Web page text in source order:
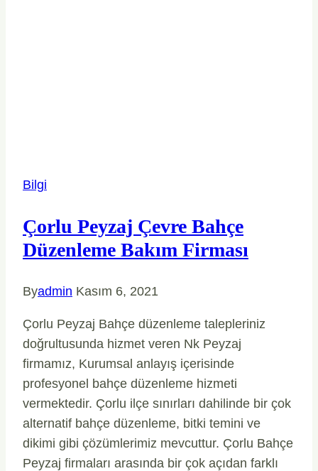
Bilgi
Çorlu Peyzaj Çevre Bahçe
Düzenleme Bakım Firması
Byadmin Kasım 6, 2021
Çorlu Peyzaj Bahçe düzenleme talepleriniz
doğrultusunda hizmet veren Nk Peyzaj
firmamız, Kurumsal anlayış içerisinde
profesyonel bahçe düzenleme hizmeti
vermektedir. Çorlu ilçe sınırları dahilinde bir çok
alternatif bahçe düzenleme, bitki temini ve
dikimi gibi çözümlerimiz mevcuttur. Çorlu Bahçe
Peyzaj firmaları arasında bir çok açıdan farklı